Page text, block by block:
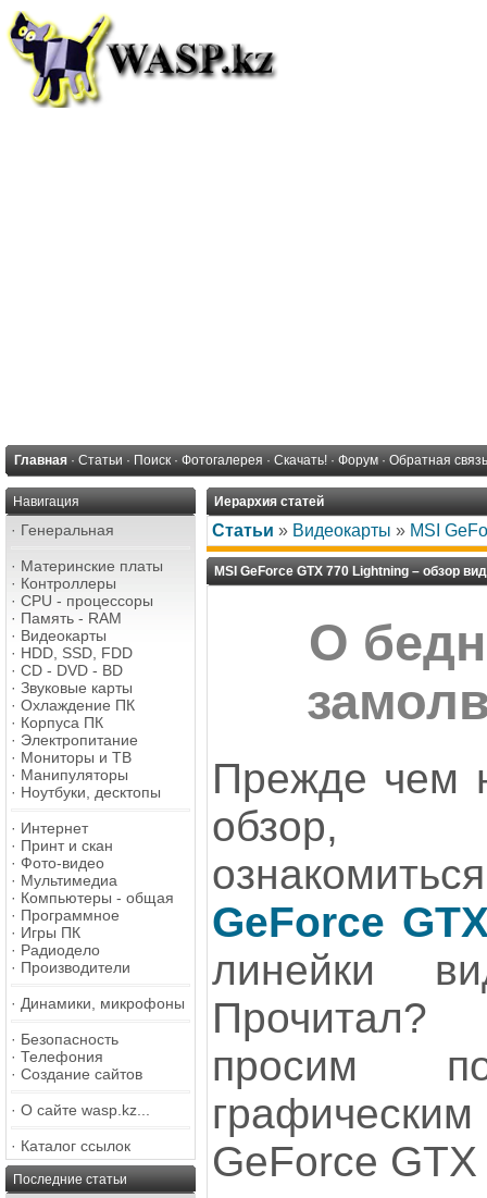
Главная · Статьи · Поиск · Фотогалерея · Скачать! · Форум · Обратная связь
Навигация
· Генеральная
· Материнские платы
· Контроллеры
· CPU - процессоры
· Память - RAM
· Видеокарты
· HDD, SSD, FDD
· CD - DVD - BD
· Звуковые карты
· Охлаждение ПК
· Корпуса ПК
· Электропитание
· Мониторы и ТВ
· Манипуляторы
· Ноутбуки, десктопы
· Интернет
· Принт и скан
· Фото-видео
· Мультимедиа
· Компьютеры - общая
· Программное
· Игры ПК
· Радиодело
· Производители
· Динамики, микрофоны
· Безопасность
· Телефония
· Создание сайтов
· О сайте wasp.kz...
· Каталог ссылок
Последние статьи
Иерархия статей
Статьи » Видеокарты » MSI
MSI GeForce GTX 770 Lightning – обзор
О
Прежде чем
обзор,
GeForce
линейки
просим
GeForce